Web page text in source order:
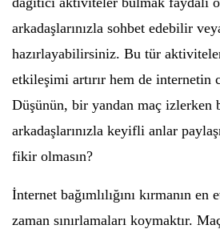
arkadaşlarınızla sohbet edebilir
hazırlayabilirsiniz. Bu tür
etkileşimi artırır hem de internetin
Düşünün, bir yandan maç izlerken
arkadaşlarınızla keyifli anlar
fikir olmasın?
İnternet bağımlılığını kırmanın
zaman sınırlamaları koymaktır.